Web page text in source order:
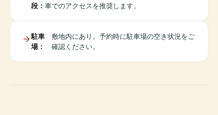
段： 車でのアクセスを推奨します。
駐車
場：
敷地内にあり。予約時に駐車場の空き状況をご
確認ください。